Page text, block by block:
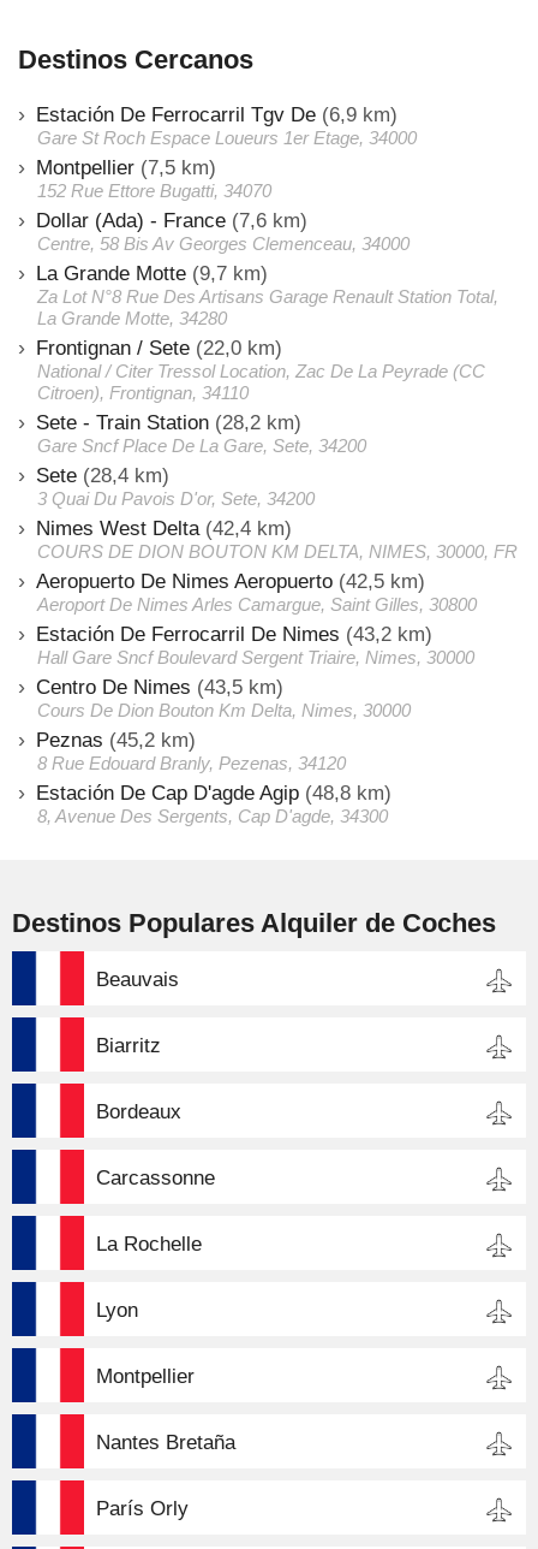
Destinos Cercanos
Estación De Ferrocarril Tgv De (6,9 km)
Gare St Roch Espace Loueurs 1er Etage, 34000
Montpellier (7,5 km)
152 Rue Ettore Bugatti, 34070
Dollar (Ada) - France (7,6 km)
Centre, 58 Bis Av Georges Clemenceau, 34000
La Grande Motte (9,7 km)
Za Lot N°8 Rue Des Artisans Garage Renault Station Total,
La Grande Motte, 34280
Frontignan / Sete (22,0 km)
National / Citer Tressol Location, Zac De La Peyrade (CC
Citroen), Frontignan, 34110
Sete - Train Station (28,2 km)
Gare Sncf Place De La Gare, Sete, 34200
Sete (28,4 km)
3 Quai Du Pavois D'or, Sete, 34200
Nimes West Delta(42,4 km)
COURS DE DION BOUTON KM DELTA, NIMES, 30000, FR
Aeropuerto De Nimes Aeropuerto (42,5 km)
Aeroport De Nimes Arles Camargue, Saint Gilles, 30800
Estación De Ferrocarril De Nimes (43,2 km)
Hall Gare Sncf Boulevard Sergent Triaire, Nimes, 30000
Centro De Nimes (43,5 km)
Cours De Dion Bouton Km Delta, Nimes, 30000
Peznas (45,2 km)
8 Rue Edouard Branly, Pezenas, 34120
Estación De Cap D'agde Agip (48,8 km)
8, Avenue Des Sergents, Cap D'agde, 34300
Destinos Populares Alquiler de Coches
Beauvais
Biarritz
Bordeaux
Carcassonne
La Rochelle
Lyon
Montpellier
Nantes Bretaña
París Orly